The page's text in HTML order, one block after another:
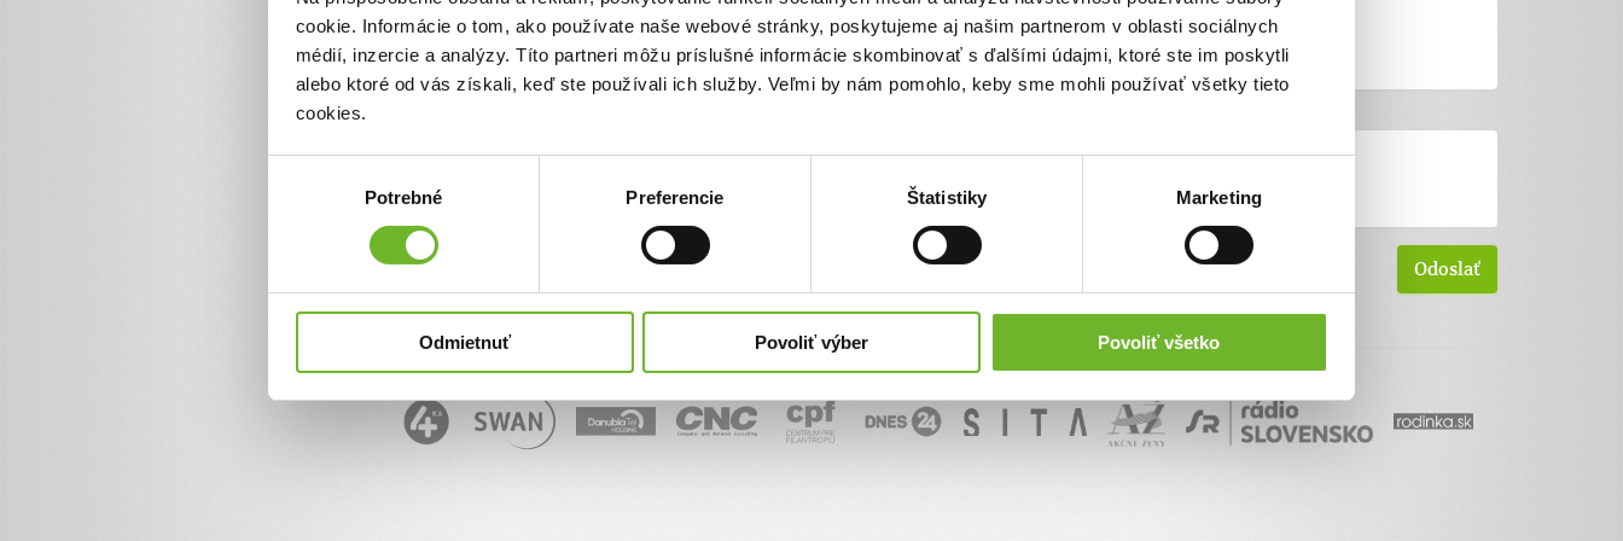
cookie. Informácie o tom, ako používate naše webové stránky, poskytujeme aj našim partnerom v oblasti sociálnych
médií, inzercie a analýzy. Títo partneri môžu príslušné informácie skombinovať s ďalšími údajmi, ktoré ste im poskytli
alebo ktoré od vás získali, keď ste používali ich služby. Veľmi by nám pomohlo, keby sme mohli používať všetky tieto
cookies.
Potrebné Preferencie Štatistiky Marketing
Odmietnuť Povoliť výber Povoliť všetko
Informácie o ĽudiaĽuďom.sk
+ 421 950 50 50 50
info@ludialudom.sk